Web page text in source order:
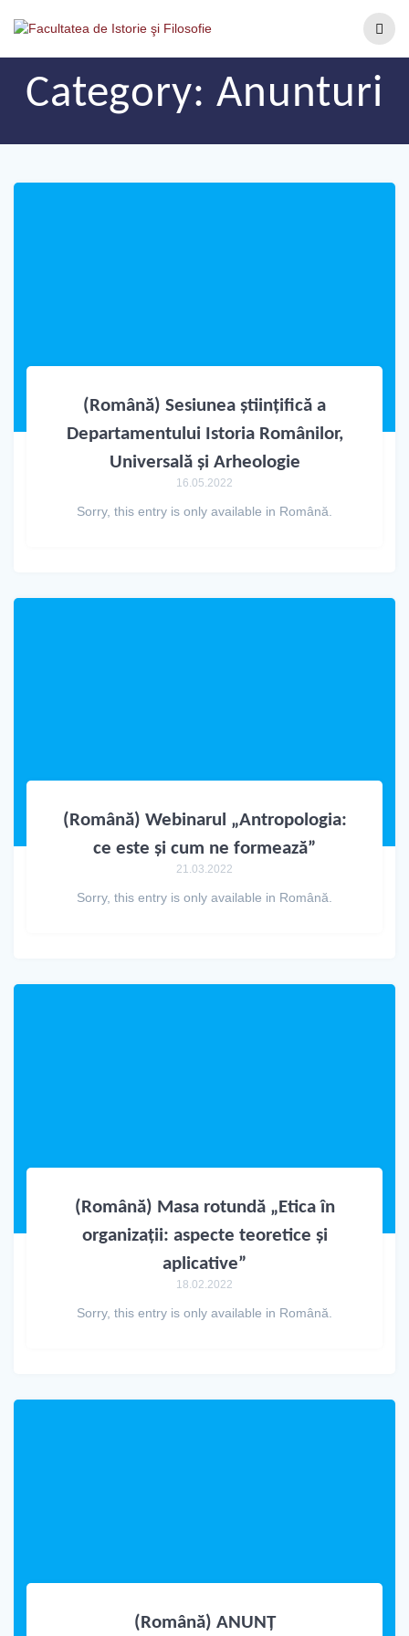
Category: Anunturi
(Română) Sesiunea științifică a
Departamentului Istoria Românilor,
Universală și Arheologie
16.05.2022
Sorry, this entry is only available in Română.
(Română) Webinarul „Antropologia:
ce este și cum ne formează”
21.03.2022
Sorry, this entry is only available in Română.
(Română) Masa rotundă „Etica în
organizații: aspecte teoretice și
aplicative”
18.02.2022
Sorry, this entry is only available in Română.
(Română) ANUNȚ